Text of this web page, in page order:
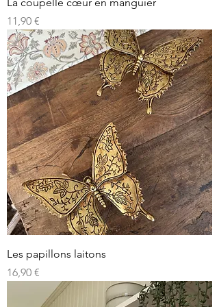
Prix
11,90 €
Les papillons laitons
Prix
16,90 €